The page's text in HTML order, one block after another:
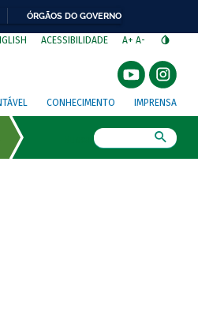
ÓRGÃOS DO GOVERNO
ACESSIBILIDADE A+ A-
CONHECIMENTO IMPRENSA